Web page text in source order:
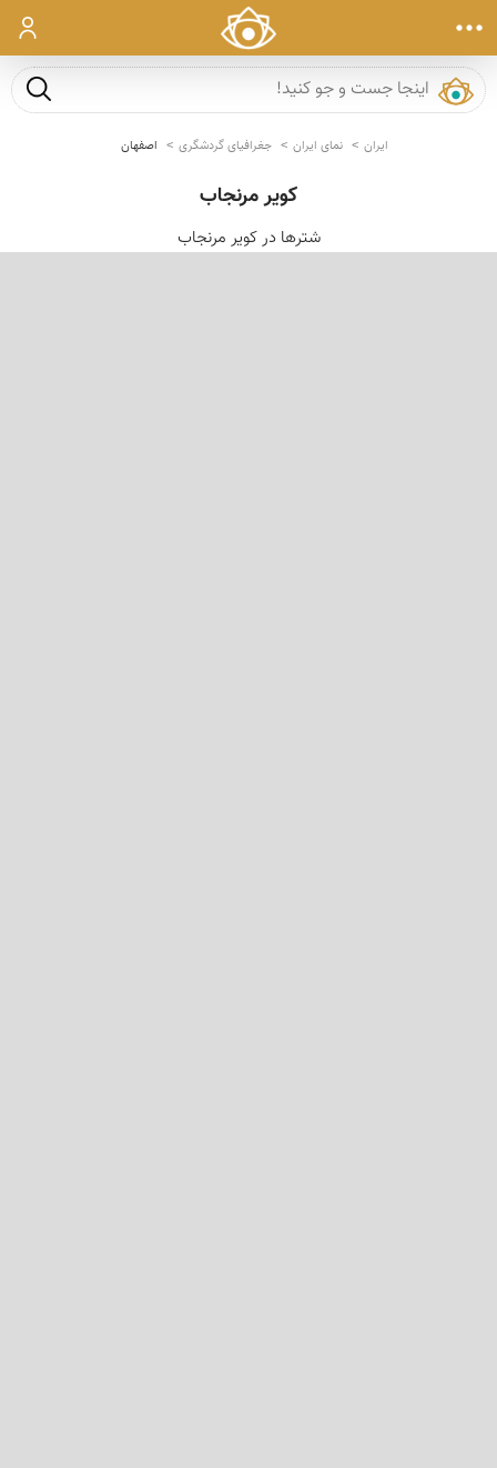
ورود
جست و
ایران نمای ایران جغرافیای گردشگری اصفهان
كویر مرنجاب
شترها در كویر مرنجاب